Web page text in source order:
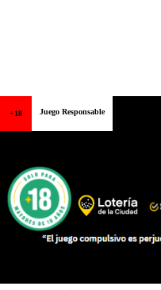
+18 Juego Responsable